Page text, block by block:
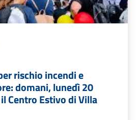
rischio incendi e
domani, lunedì 20
Centro Estivo di Villa